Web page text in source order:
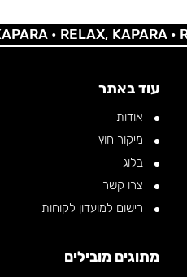
•RELAX, KAPARA •
עוד באתר
אודות
מיקור חוץ
בלוג
צרו קשר
רישום למועדון לקוחות
מתוגים מובילים